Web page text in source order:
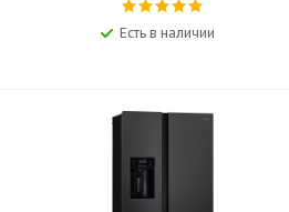
Есть в наличии